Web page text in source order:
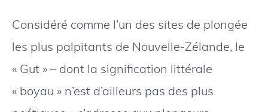
Considéré comme l’un des sites de plongée
les plus palpitants de Nouvelle-Zélande, le
« Gut » – dont la signification littérale
« boyau » n’est d’ailleurs pas des plus